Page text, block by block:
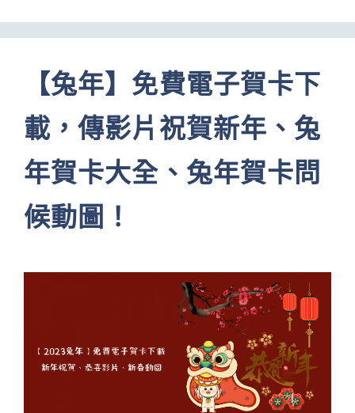
【兔年】免費電子賀卡下
載，傳影片祝賀新年、兔
年賀卡大全、兔年賀卡問
候動圖！